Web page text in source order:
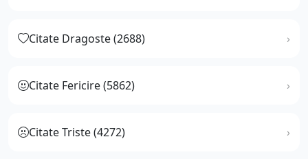
Citate Dragoste (2688)
Citate Fericire (5862)
Citate Triste (4272)